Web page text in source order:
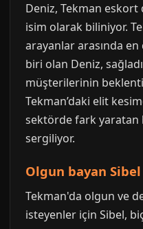
Deniz, Tekman
isim olarak biliniyor.
arayanlar arasında
biri olan Deniz,
müşterilerinin
Tekman’daki elit
sektörde fark
sergiliyor.
Olgun bayan Sibel
Tekman'da olgun ve
isteyenler için Sibel,